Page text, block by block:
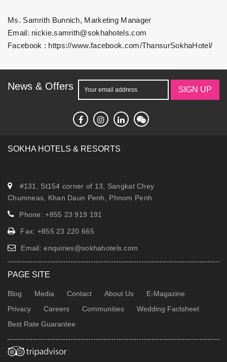
Ms. Samrith Bunnich, Marketing Manager
Email: nickie.samrith@sokhahotels.com
Facebook : https://www.facebook.com/ThansurSokhaHotel/
News & Offers SIGN UP
SOKHA HOTELS & RESORTS
#131, St154 corner of 13, Sangkat Chey
Chumneas, Khan Daun Penh, Phnom Penh
Phone: +855 23 919 191
Fax: +855 23 220 665
Email:enquiries@sokhahotels.com
PAGE SITE
Blog Media Contact About Us
E-Magazine
Privacy
Careers Communities
Wedding Factsheet
Best Rate Guarantee